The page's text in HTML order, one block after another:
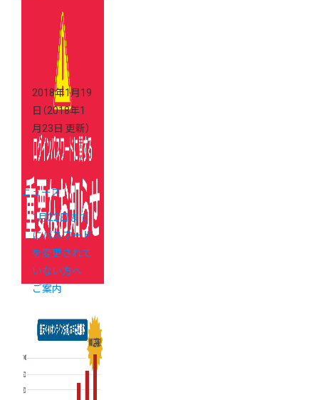
2018年1月19
日 （2018年1
月23日 更新）
ニュース
1月22日まで
にパスワード
を変更されて
いない方へ
ご案内